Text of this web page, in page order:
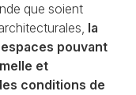
que soient
la
pouvant
et
conditions de